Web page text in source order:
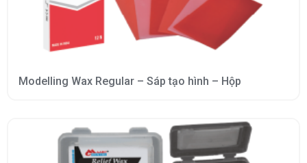
Modelling Wax Regular – Sáp tạo hình – Hộp